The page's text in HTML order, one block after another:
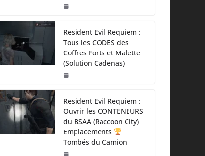
Resident Evil Requiem :
Tous les CODES des
Coffres Forts et Malette
(Solution Cadenas)
Resident Evil Requiem :
Ouvrir les CONTENEURS
du BSAA (Raccoon City)
Emplacements
Tombés du Camion